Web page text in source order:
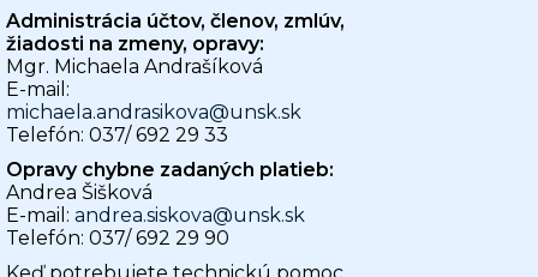
Administrácia účtov, členov, zmlúv,
žiadosti na zmeny, opravy:
Mgr. Michaela Andrašíková
E-mail:
michaela.andrasikova@unsk.sk
Telefón: 037/ 692 29 33
Opravy chybne zadaných platieb:
Andrea Šišková
E-mail: andrea.siskova@unsk.sk
Telefón: 037/ 692 29 90